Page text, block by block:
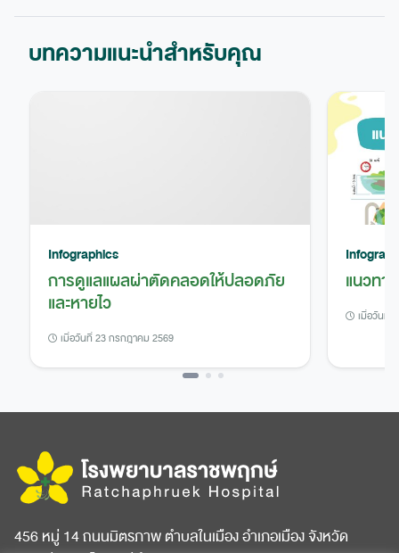
บทความแนะนำสำหรับคุณ
Infographics
การดูแลแผลผ่าตัดคลอดให้ปลอดภัย
และหายไว
เมื่อวันที่ 23 กรกฎาคม 2569
แนวทา
เมื่อวันที่
456 หมู่ 14 ถนนมิตรภาพ ตำบลในเมือง อำเภอเมือง จังหวัด